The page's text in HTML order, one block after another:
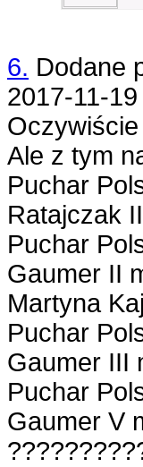
6. Dodane
2017-11-
Ale z tym
Puchar
Ratajczak
Puchar
Gaumer II
Martyna
Puchar
Gaumer III
Puchar
Gaumer V